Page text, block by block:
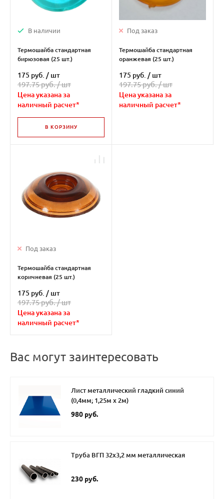
В наличии
Термошайба стандартная
бирюзовая (25 шт.)
175 руб. / шт
197.75 руб. /шт
Цена указана за
наличный расчет*
В КОРЗИНУ
Под заказ
Термошайба стандартная
оранжевая (25 шт.)
175 руб. / шт
197.75 руб. /шт
Цена указана за
наличный расчет*
Под заказ
Термошайба стандартная
коричневая (25 шт.)
175 руб. / шт
197.75 руб. /шт
Цена указана за
наличный расчет*
Вас могут заинтересовать
Лист металлический гладкий синий
(0,4мм; 1,25м х 2м)
980 руб.
Труба ВГП 32х3,2 мм металлическая
230 руб.